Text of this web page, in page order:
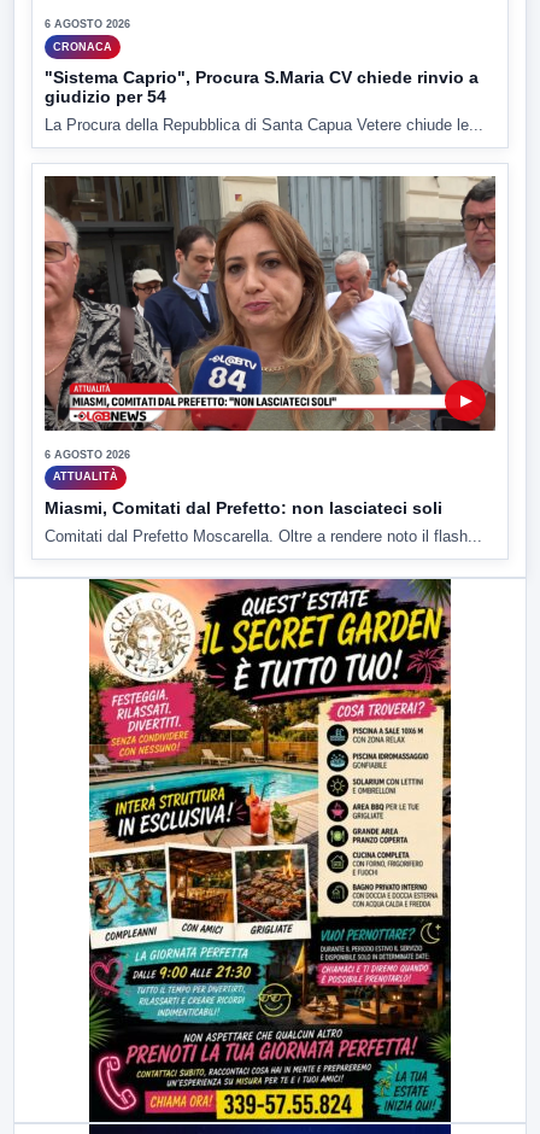
6 AGOSTO 2026
CRONACA
"Sistema Caprio", Procura S.Maria CV chiede rinvio a
giudizio per 54
La Procura della Repubblica di Santa Capua Vetere chiude le...
▶
6 AGOSTO 2026
ATTUALITÀ
Miasmi, Comitati dal Prefetto: non lasciateci soli
Comitati dal Prefetto Moscarella. Oltre a rendere noto il flash...